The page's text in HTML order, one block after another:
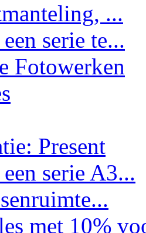
...
serie te...
Fotowerken
Present
serie A3...
met 10%